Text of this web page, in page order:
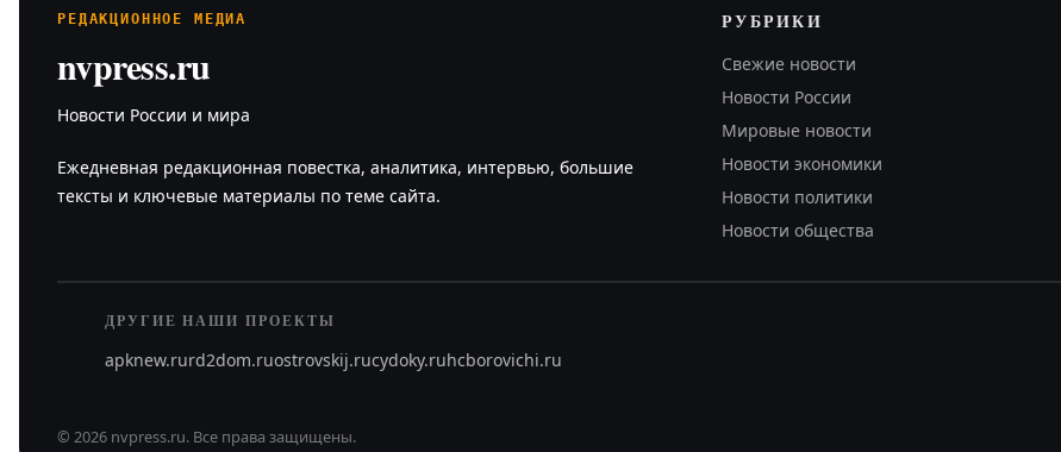
РЕДАКЦИОННОЕ МЕДИА
nvpress.ru
Новости России и мира
Ежедневная редакционная повестка, аналитика, интервью, большие
тексты и ключевые материалы по теме сайта.
РУБРИКИ
Свежие новости
Новости России
Мировые новости
Новости экономики
Новости политики
Новости общества
ДРУГИЕ НАШИ ПРОЕКТЫ
apknew.rurd2dom.ruostrovskij.rucydoky.ruhcborovichi.ru
© 2026 nvpress.ru. Все права защищены.